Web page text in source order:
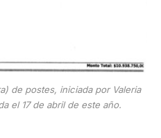
de postes, iniciada por Valeria
el 17 de abril de este año.